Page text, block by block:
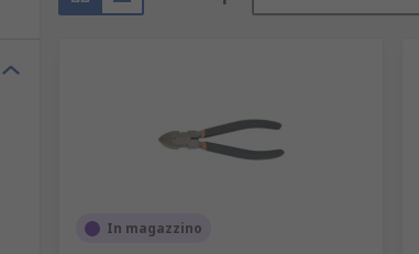
In magazzino